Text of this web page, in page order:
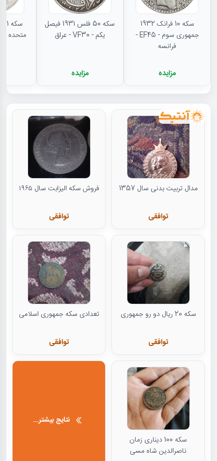
سکه 10 فرانک 1932
جمهوری سوم - EF45 -
فرانسه
مزایده
سکه 50 فلس 1931 فیصل
یکم - VF30 - عراق
مزایده
متحده - MS62 - مکزیک
مدال تربیت بدنی سال 1357
توافقی
فروش سکه الیزابت سال ۱۹۶۵
توافقی
سکه 20 ریال دو رو جمهوری
توافقی
تعدادی سکه جمهوری اسلامی
توافقی
سکه 100 دیناری زمان
ناصرالدین شاه مسی
نتایج بیشتر...